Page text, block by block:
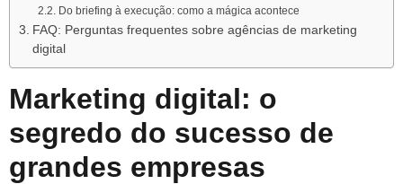
Do briefing à execução: como a mágica acontece
FAQ: Perguntas frequentes sobre agências de marketing
digital
Marketing digital: o
segredo do sucesso de
grandes empresas